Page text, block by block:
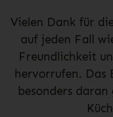
Vielen Dank für
auf jeden Fall
Freundlichkeit
hervorrufen. Das
besonders